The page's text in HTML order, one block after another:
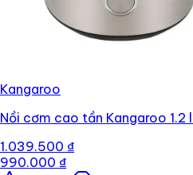
Kangaroo
Nồi cơm cao tần Kangaroo 1.2
1.039.500 ₫
990.000 ₫